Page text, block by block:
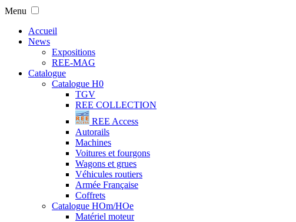
Menu
Accueil
News
Expositions
REE-MAG
Catalogue
Catalogue H0
TGV
REE COLLECTION
REE Access
Autorails
Machines
Voitures et fourgons
Wagons et grues
Véhicules routiers
Armée Française
Coffrets
Catalogue HOm/HOe
Matériel moteur